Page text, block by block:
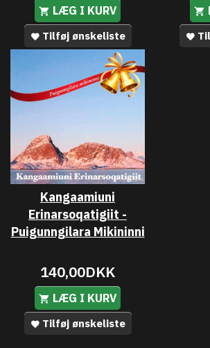
LÆG I KURV
Tilføj ønskeliste
Kangaamiuni
Erinarsoqatigiit -
Puigunngilara Mikininni
140,00DKK
LÆG I KURV
Tilføj ønskeliste